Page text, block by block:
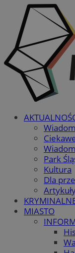
Park
Kultura
Dla
MIASTO